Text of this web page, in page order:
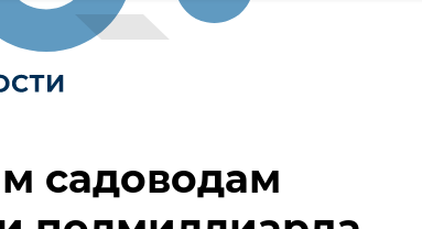
садоводам